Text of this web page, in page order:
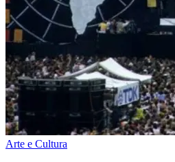
Arte e Cultura